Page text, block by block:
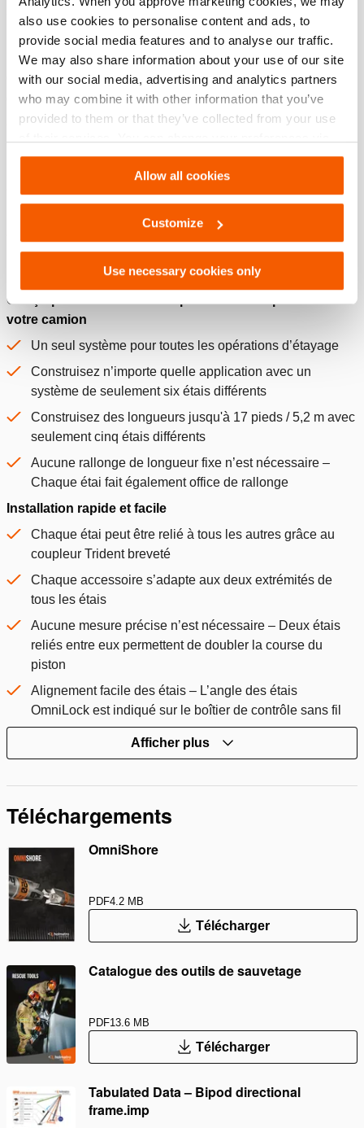
also use cookies to personalise content and ads, to
provide social media features and to analyse our traffic.
We may also share information about your use of our site
with our social media, advertising and analytics partners
who may combine it with other information that you’ve
provided to them or that they’ve collected from your use
Settings. See ourcookiestatement.
Allow all cookies
Customize
Use necessary cookies only
Caractéristiques
OmniLock : Un contrôle total avec moins de main-
d’œuvre
Personne n’a besoin de se trouver à proximité d’une
charge en mouvement – Surveillez et commandez les
automatiquement une charge dans les deux sens
Moins de main-d’œuvre nécessaire – Contrôlez
simultanément plusieurs étais OmniLock à l’aide du
boîtier de contrôle sans fil
Conçu pour économiser du poids et de l’espace dans
votre camion
Un seul système pour toutes les opérations d’étayage
Construisez n’importe quelle application avec un
système de seulement six étais différents
Construisez des longueurs jusqu'à 17 pieds / 5,2 m avec
seulement cinq étais différents
Aucune rallonge de longueur fixe n’est nécessaire –
Chaque étai fait également office de rallonge
Installation rapide et facile
Chaque étai peut être relié à tous les autres grâce au
coupleur Trident breveté
Chaque accessoire s’adapte aux deux extrémités de
tous les étais
Aucune mesure précise n’est nécessaire – Deux étais
reliés entre eux permettent de doubler la course du
piston
Alignement facile des étais – L’angle des étais
OmniLock est indiqué sur le boîtier de contrôle sans fil
Afficher plus
Téléchargements
OmniShore
PDF4.2 MB
Télécharger
Catalogue des outils de sauvetage
PDF13.6 MB
Télécharger
Tabulated Data – Bipod directional
frame.imp